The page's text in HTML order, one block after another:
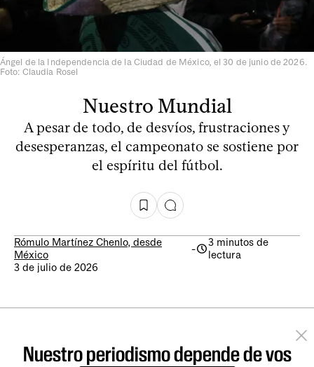
Ángel de la Independencia de la Ciudad de México, el 30 de junio de 2026.
Foto: Claudia Rosel
Nuestro Mundial
A pesar de todo, de desvíos, frustraciones y
desesperanzas, el campeonato se sostiene por
el espíritu del fútbol.
Rómulo Martínez Chenlo, desde
México
-
3 minutos de
lectura
3 de julio de 2026
Nuestro periodismo depende de vos